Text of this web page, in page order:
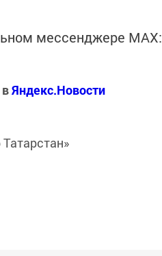
мессенджере MАХ:
Яндекс.Новости